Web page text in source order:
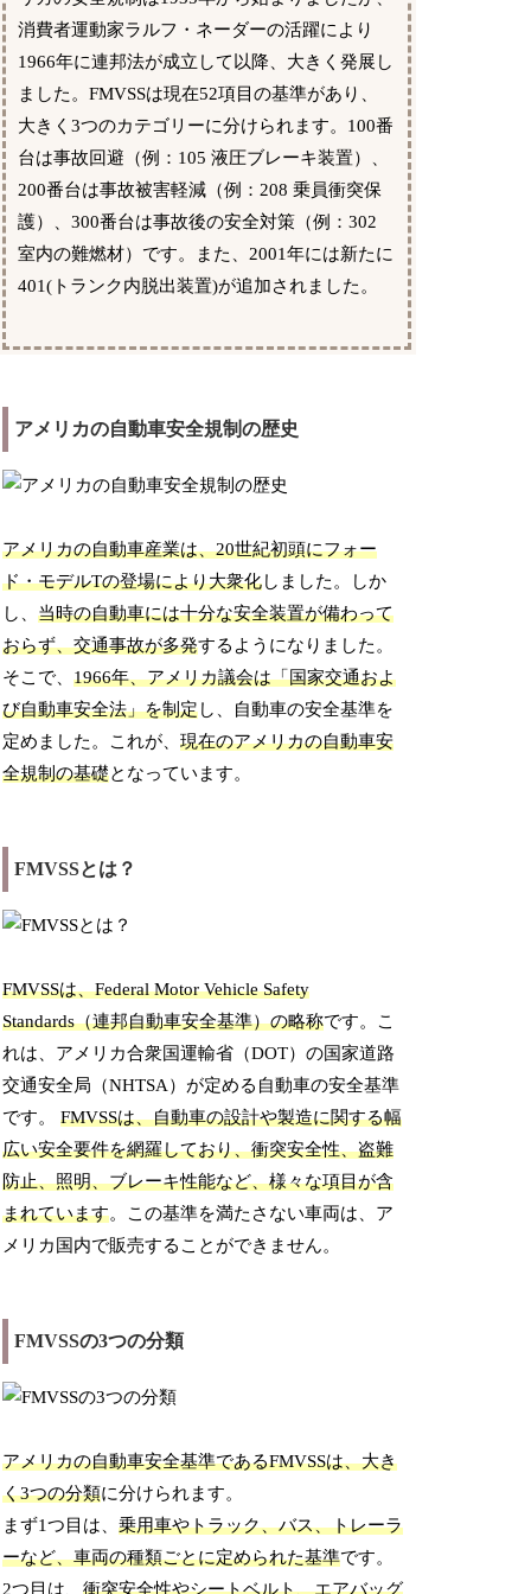
消費者運動家ラルフ・ネーダーの活躍により
1966年に連邦法が成立して以降、大きく発展し
ました。FMVSSは現在52項目の基準があり、
大きく3つのカテゴリーに分けられます。100番
台は事故回避（例：105 液圧ブレーキ装置）、
200番台は事故被害軽減（例：208 乗員衝突保
護）、300番台は事故後の安全対策（例：302
室内の難燃材）です。また、2001年には新たに
401(トランク内脱出装置)が追加されました。
アメリカの自動車安全規制の歴史
アメリカの自動車産業は、20世紀初頭にフォー
ド・モデルTの登場により大衆化しました。しか
し、当時の自動車には十分な安全装置が備わって
おらず、交通事故が多発するようになりました。
そこで、1966年、アメリカ議会は「国家交通およ
び自動車安全法」を制定し、自動車の安全基準を
定めました。これが、現在のアメリカの自動車安
全規制の基礎となっています。
FMVSSとは？
FMVSSは、Federal Motor Vehicle Safety
Standards（連邦自動車安全基準）の略称です。こ
れは、アメリカ合衆国運輸省（DOT）の国家道路
交通安全局（NHTSA）が定める自動車の安全基準
です。FMVSSは、自動車の設計や製造に関する幅
広い安全要件を網羅しており、衝突安全性、盗難
防止、照明、ブレーキ性能など、様々な項目が含
まれています。この基準を満たさない車両は、ア
メリカ国内で販売することができません。
FMVSSの3つの分類
アメリカの自動車安全基準であるFMVSSは、大き
く3つの分類に分けられます。
まず1つ目は、乗用車やトラック、バス、トレーラ
ーなど、車両の種類ごとに定められた基準です。
2つ目は、衝突安全性やシートベルト、エアバッグ